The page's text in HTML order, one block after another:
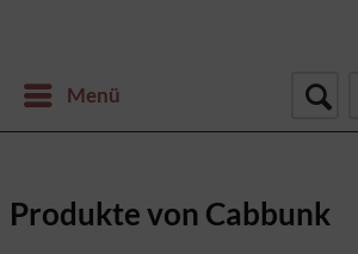
Menü
Produkte von Cabbunk